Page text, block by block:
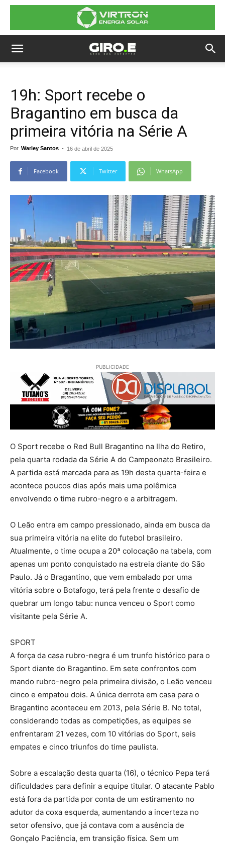
19h: Sport recebe o
Bragantino em busca da
primeira vitória na Série A
Por Warley Santos - 16 de abril de 2025
Facebook Twitter WhatsApp
PUBLICIDADE
O Sport recebe o Red Bull Bragantino na Ilha do Retiro,
pela quarta rodada da Série A do Campeonato Brasileiro.
A partida está marcada para as 19h desta quarta-feira e
acontece poucos dias após mais uma polêmica
envolvendo o time rubro-negro e a arbitragem.
O Leão entra em campo pressionado, ainda em busca da
sua primeira vitória na elite do futebol brasileiro.
Atualmente, o time ocupa a 20ª colocação na tabela, com
apenas um ponto conquistado na estreia diante do São
Paulo. Já o Bragantino, que vem embalado por uma
vitória sobre o Botafogo, terá pela frente o desafio de
quebrar um longo tabu: nunca venceu o Sport como
visitante pela Série A.
SPORT
A força da casa rubro-negra é um trunfo histórico para o
Sport diante do Bragantino. Em sete confrontos com
mando rubro-negro pela primeira divisão, o Leão venceu
cinco e empatou dois. A única derrota em casa para o
Bragantino aconteceu em 2013, pela Série B. No total,
considerando todas as competições, as equipes se
enfrentaram 21 vezes, com 10 vitórias do Sport, seis
empates e cinco triunfos do time paulista.
Sobre a escalação desta quarta (16), o técnico Pepa terá
dificuldades para definir a equipe titular. O atacante Pablo
está fora da partida por conta de um estiramento no
adutor da coxa esquerda, aumentando a incerteza no
setor ofensivo, que já contava com a ausência de
Gonçalo Paciência, em transição física. Sem um